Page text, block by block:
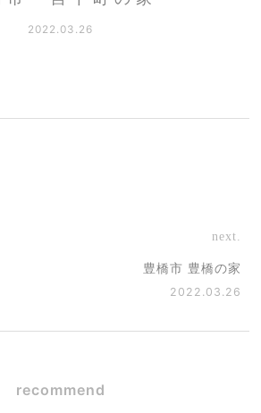
2022.03.26
next.
豊橋市 豊橋の家
2022.03.26
recommend